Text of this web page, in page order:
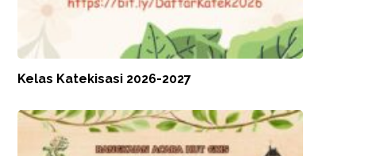
Kelas Katekisasi 2026-2027